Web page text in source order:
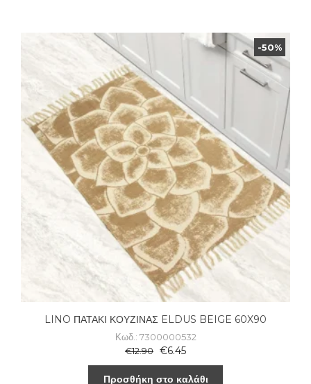
-50%
LINO ΠΑΤΑΚΙ ΚΟΥΖΙΝΑΣ ELDUS BEIGE 60X90
Κωδ.: 7300000532
€12.90 €6.45
Προσθήκη στο καλάθι